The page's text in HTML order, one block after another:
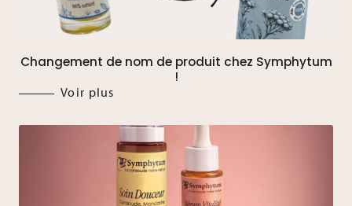
Changement de nom de produit chez Symphytum
!
Voir plus